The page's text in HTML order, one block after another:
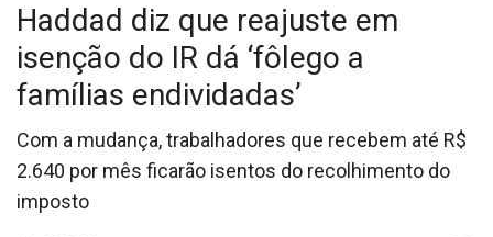
PROGRAMAÇÃO
QUEM SOMOS
Haddad diz que reajuste em
isenção do IR dá ‘fôlego a
famílias endividadas’
Com a mudança, trabalhadores que recebem até R$
2.640 por mês ficarão isentos do recolhimento do
imposto